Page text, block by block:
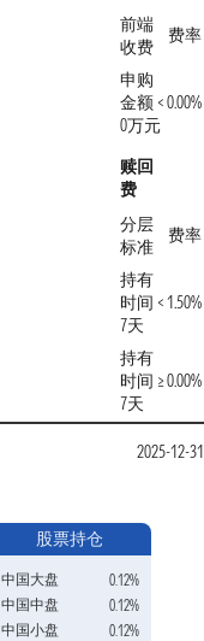
前端
收费
费率
申购
金额 <
0万元
0.00%
赎回
费
分层
标准
费率
持有
时间 <
7天
1.50%
持有
时间 ≥
7天
0.00%
2025-12-31
股票持仓
中国大盘
0.12%
中国中盘
0.12%
中国小盘
0.12%